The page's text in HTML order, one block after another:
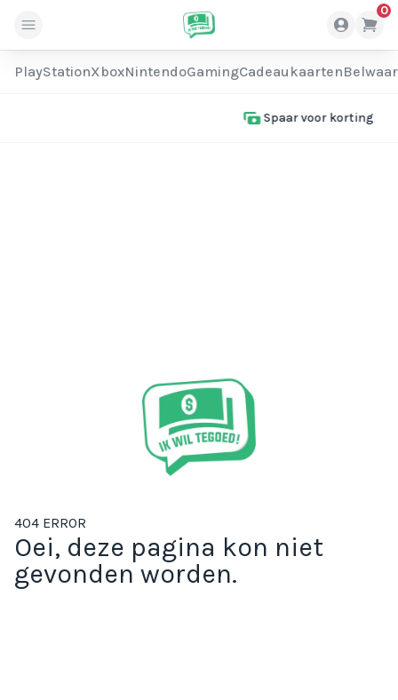
0
PlayStationXboxNintendoGamingCadeaukaarten
404 ERROR
Oei, deze pagina kon niet
gevonden worden.